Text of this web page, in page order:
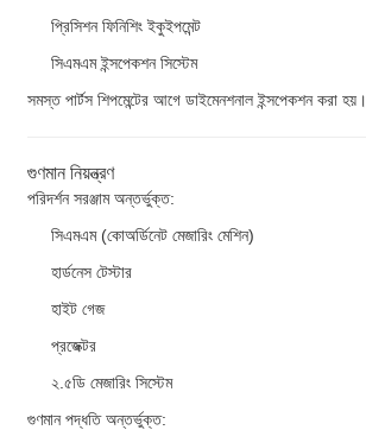
প্রিসিশন ফিনিশিং ইকুইপমেন্ট
সিএমএম ইন্সপেকশন সিস্টেম
সমস্ত পার্টস শিপমেন্টের আগে ডাইমেনশনাল ইন্সপেকশন করা হয়।
গুণমান নিয়ন্ত্রণ
পরিদর্শন সরঞ্জাম অন্তর্ভুক্ত:
সিএমএম (কোঅর্ডিনেট মেজারিং মেশিন)
হার্ডনেস টেস্টার
হাইট গেজ
প্রজেক্টর
২.৫ডি মেজারিং সিস্টেম
গুণমান পদ্ধতি অন্তর্ভুক্ত: